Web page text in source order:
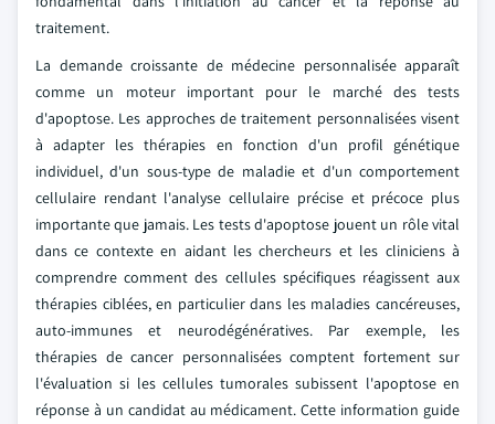
traitement.
La demande croissante de médecine personnalisée apparaît
comme un moteur important pour le marché des tests
d'apoptose. Les approches de traitement personnalisées visent
à adapter les thérapies en fonction d'un profil génétique
individuel, d'un sous-type de maladie et d'un comportement
cellulaire rendant l'analyse cellulaire précise et précoce plus
importante que jamais. Les tests d'apoptose jouent un rôle vital
dans ce contexte en aidant les chercheurs et les cliniciens à
comprendre comment des cellules spécifiques réagissent aux
thérapies ciblées, en particulier dans les maladies cancéreuses,
auto-immunes et neurodégénératives. Par exemple, les
thérapies de cancer personnalisées comptent fortement sur
l'évaluation si les cellules tumorales subissent l'apoptose en
réponse à un candidat au médicament. Cette information guide